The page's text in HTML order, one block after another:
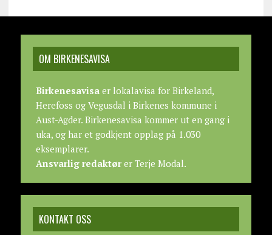
OM BIRKENESAVISA
Birkenesavisaer lokalavisa for Birkeland,
Herefoss og Vegusdal i Birkenes kommune i
Aust-Agder. Birkenesavisa kommer ut en gang i
uka, og har et godkjent opplag på 1.030
eksemplarer.
Ansvarlig redaktører Terje Modal.
KONTAKT OSS